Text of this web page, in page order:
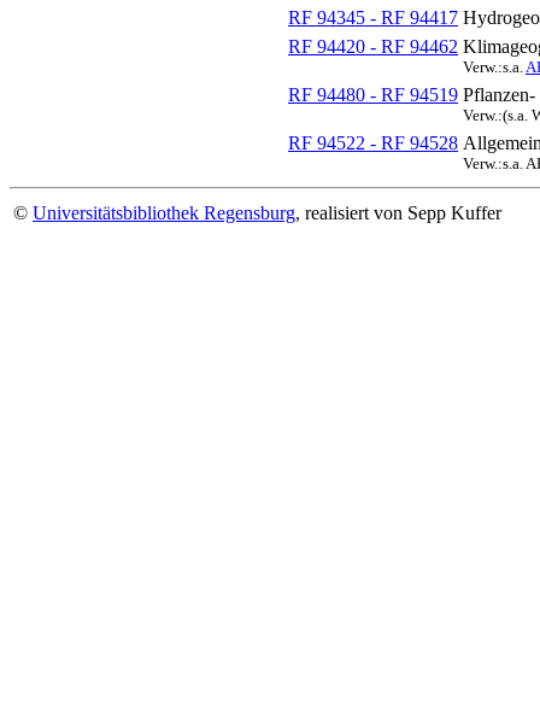
RF 94345 - RF 94417
RF 94420 - RF 94462
Verw.:s.a.
RF 94480 - RF 94519
Verw.:(s.a.
RF 94522 - RF 94528
Verw.:s.a.
© Universitätsbibliothek Regensburg, realisiert von Sepp Kuffer